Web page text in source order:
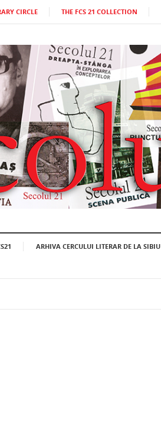
CIRCLE THE FCS 21 COLLECTION
ARHIVA CERCULUI LITERAR DE LA SIBIU